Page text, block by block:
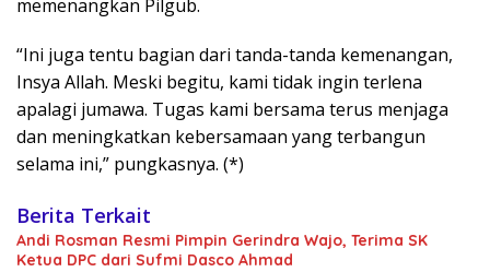
memenangkan Pilgub.
“Ini juga tentu bagian dari tanda-tanda kemenangan,
Insya Allah. Meski begitu, kami tidak ingin terlena
apalagi jumawa. Tugas kami bersama terus menjaga
dan meningkatkan kebersamaan yang terbangun
selama ini,” pungkasnya. (*)
Berita Terkait
Andi Rosman Resmi Pimpin Gerindra Wajo, Terima SK
Ketua DPC dari Sufmi Dasco Ahmad